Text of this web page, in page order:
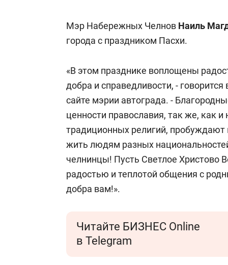
Мэр Набережных Челнов Наиль
города с праздником Пасхи.
«В этом празднике воплощены
добра и справедливости, -
сайте мэрии автограда. -
ценности православия, так же, как
традиционных религий, пробуждают
жить людям разных
челнинцы! Пусть Светлое Христово
радостью и теплотой общения с
добра вам!».
Читайте БИЗНЕС Online
в Telegram
создают оазис жилого
комфорта под Казанью
150
ID вместо